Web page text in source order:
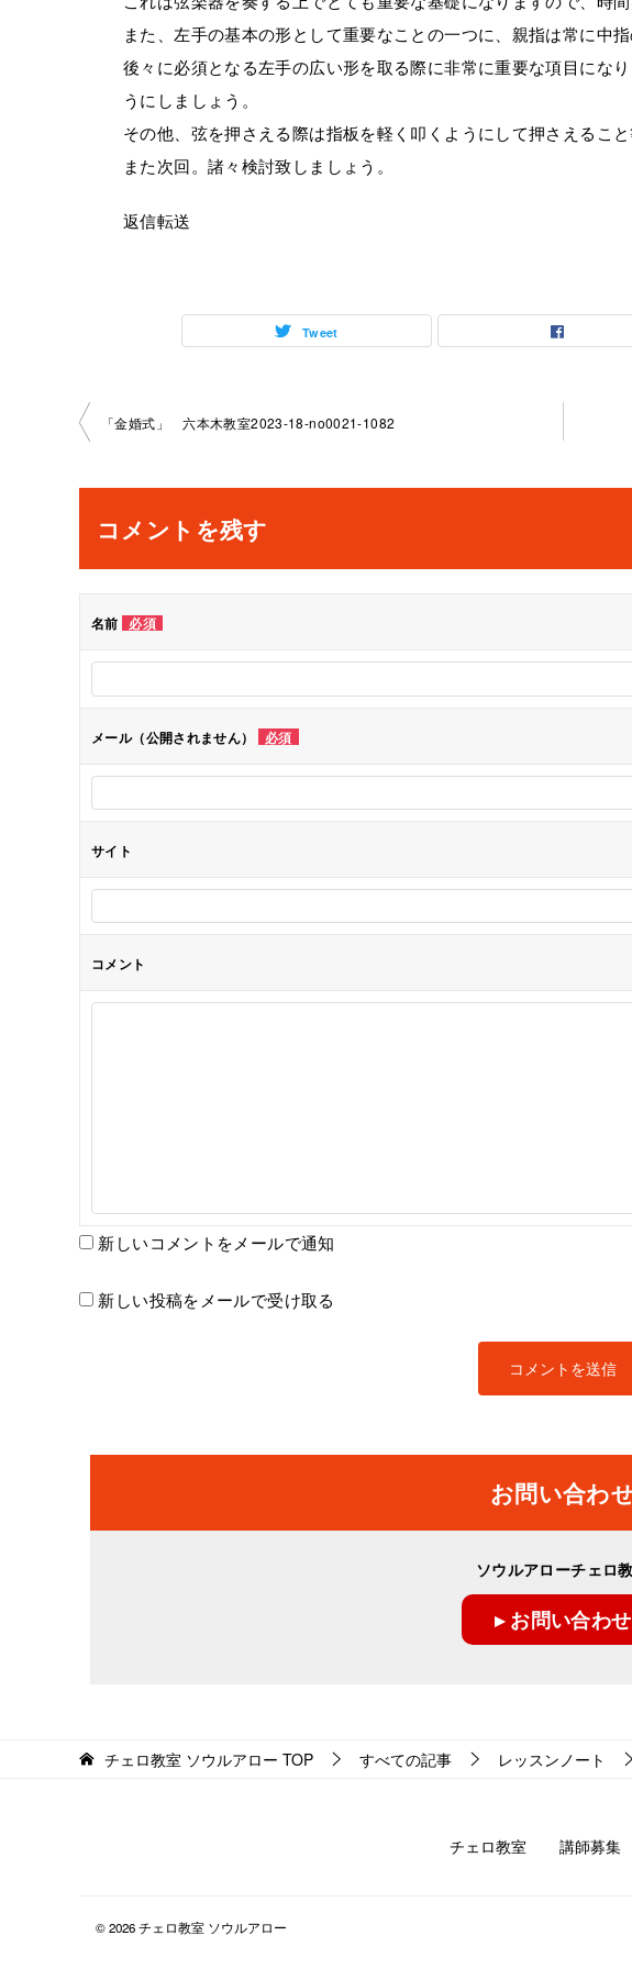
また、左手の基本の形として重要なことの一つに、親指は常に中
後々に必須となる左手の広い形を取る際に非常に重要な項目にな
うにしましょう。
その他、弦を押さえる際は指板を軽く叩くようにして押さえること
また次回。諸々検討致しましょう。
返信転送
Tweet
投
ナ
ビ
ゲ
ー
シ
ョ
「金婚式」 六本木教室2023-18-no0021-1082
コメントを残す
名前 必須
メール（公開されません） 必須
サイト
コメント
新しいコメントをメールで通知
新しい投稿をメールで受け取る
お問い合わ
ソウルアローチェロ
▸ お問い合わせ
チェロ教室 ソウルアロー TOP すべての記事 レッスンノート
チェロ教室 講師募集
© 2026 チェロ教室 ソウルアロー